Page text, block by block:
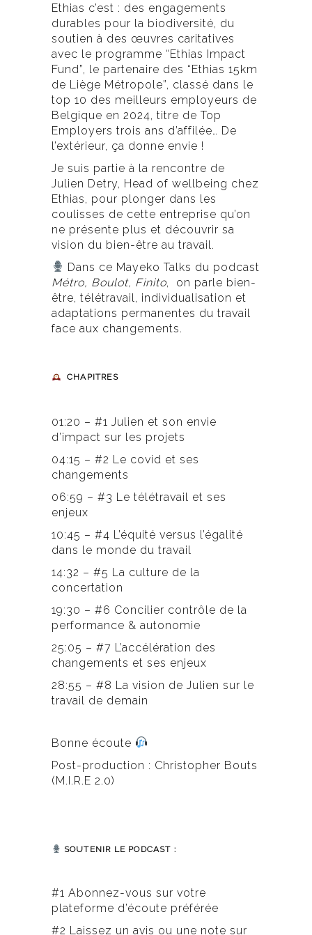
Ethias c’est : des engagements
durables pour la biodiversité, du
soutien à des œuvres caritatives
avec le programme “Ethias Impact
Fund”, le partenaire des “Ethias 15km
de Liège Métropole”, classé dans le
top 10 des meilleurs employeurs de
Belgique en 2024, titre de Top
Employers trois ans d’affilée… De
l’extérieur, ça donne envie !
Je suis partie à la rencontre de
Julien Detry, Head of wellbeing chez
Ethias, pour plonger dans les
coulisses de cette entreprise qu’on
ne présente plus et découvrir sa
vision du bien-être au travail.
Dans ce Mayeko Talks du podcast
Métro, Boulot, Finito, on parle bien-
être, télétravail, individualisation et
adaptations permanentes du travail
face aux changements.
CHAPITRES
01:20 – #1 Julien et son envie
d’impact sur les projets
04:15 – #2 Le covid et ses
changements
06:59 – #3 Le télétravail et ses
enjeux
10:45 – #4 L’équité versus l’égalité
dans le monde du travail
14:32 – #5 La culture de la
concertation
19:30 – #6 Concilier contrôle de la
performance & autonomie
25:05 – #7 L’accélération des
changements et ses enjeux
28:55 – #8 La vision de Julien sur le
travail de demain
Bonne écoute
Post-production : Christopher Bouts
(M.I.R.E 2.0)
SOUTENIR LE PODCAST :
#1 Abonnez-vous sur votre
plateforme d’écoute préférée
#2 Laissez un avis ou une note sur